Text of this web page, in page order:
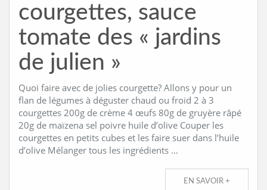
courgettes, sauce
tomate des « jardins
de julien »
Quoi faire avec de jolies courgette? Allons y pour un
flan de légumes à déguster chaud ou froid 2 à 3
courgettes 200g de crème 4 œufs 80g de gruyère râpé
20g de maïzena sel poivre huile d’olive Couper les
courgettes en petits cubes et les faire suer dans l’huile
d’olive Mélanger tous les ingrédients …
EN SAVOIR +